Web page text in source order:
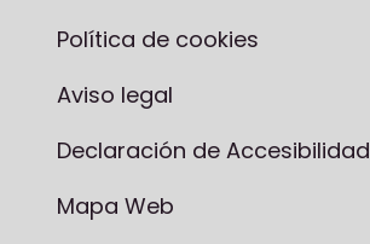
Política de cookies
Aviso legal
Declaración de Accesibilidad
Mapa Web